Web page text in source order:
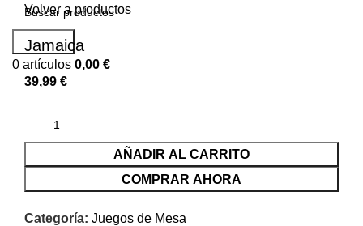
Buscar...
0 artículos 0,00 €
Volver a productos
Jamaica
39,99 €
AÑADIR AL CARRITO
COMPRAR AHORA
Categoría: Juegos de Mesa